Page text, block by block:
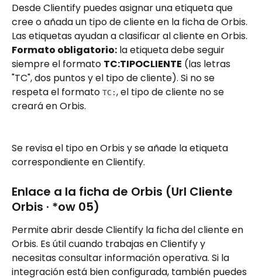
Desde Clientify puedes asignar una etiqueta que
cree o añada un tipo de cliente en la ficha de Orbis.
Las etiquetas ayudan a clasificar al cliente en Orbis.
Formato obligatorio: la etiqueta debe seguir
siempre el formato TC:TIPOCLIENTE (las letras
"TC", dos puntos y el tipo de cliente). Si no se
respeta el formato TC: , el tipo de cliente no se
creará en Orbis.
Se revisa el tipo en Orbis y se añade la etiqueta
correspondiente en Clientify.
Enlace a la ficha de Orbis (Url Cliente
Orbis · *ow 05)
Permite abrir desde Clientify la ficha del cliente en
Orbis. Es útil cuando trabajas en Clientify y
necesitas consultar información operativa. Si la
integración está bien configurada, también puedes